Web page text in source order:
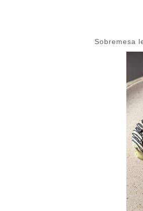
Sobremesa